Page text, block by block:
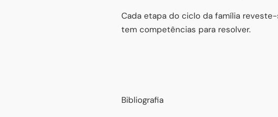
Cada etapa do ciclo da família
tem competências para resolver.
Bibliografia